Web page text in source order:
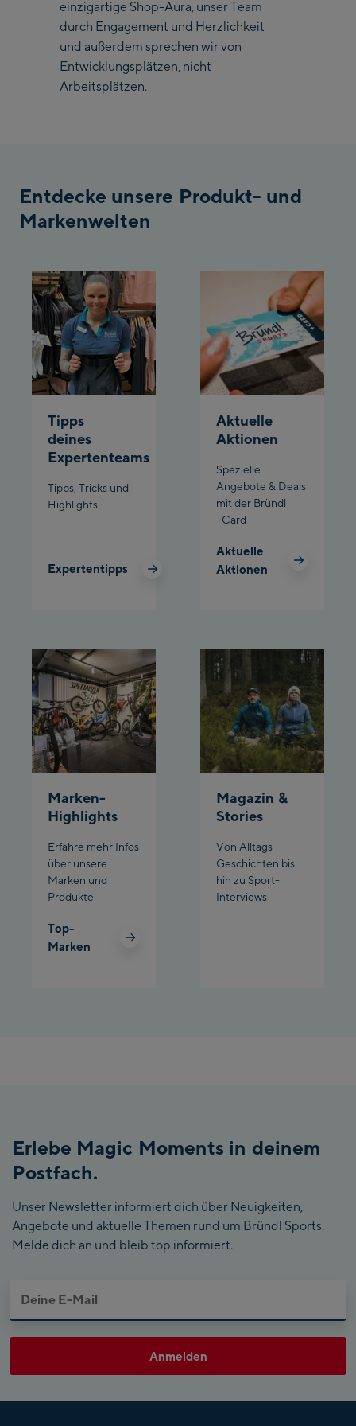
Saalbach Zentrum
Kohlmaisbahn
Saalbach Ski-Service
McArthurGlen
Designer Outlet
Mayrhofen Zentrum
Penkenbahn Talstation
/ Valley station
Penkenbahn
Bergstation / Top
/Valley station
Fuegen:
Spieljochbahn
Talstation /Valley
Ischgl:
Pardatschgratbahn
Schladming:
Planet Planai
Charly Kahr
einzigartige Shop-Aura, unser Team
durch Engagement und Herzlichkeit
und außerdem sprechen wir von
Entwicklungsplätzen, nicht
Arbeitsplätzen.
Entdecke unsere Produkt- und
Markenwelten
Tipps
deines
Expertenteams
Tipps, Tricks und
Highlights
Expertentipps
Aktuelle
Aktionen
Spezielle
Angebote & Deals
mit der Bründl
+Card
Aktuelle
Aktionen
Marken-
Highlights
Erfahre mehr Infos
über unsere
Marken und
Produkte
Top-
Marken
Magazin &
Stories
Von Alltags-
Geschichten bis
hin zu Sport-
Interviews
Erlebe Magic Moments in deinem
Postfach.
Unser Newsletter informiert dich über Neuigkeiten,
Angebote und aktuelle Themen rund um Bründl Sports.
Melde dich an und bleib top informiert.
Anmelden